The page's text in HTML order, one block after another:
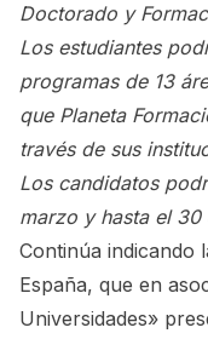
Doctorado y
Los estudiantes
programas de 13
que Planeta
través de sus
Los candidatos
marzo y hasta el
Continúa indicando
España, que en
Universidades»